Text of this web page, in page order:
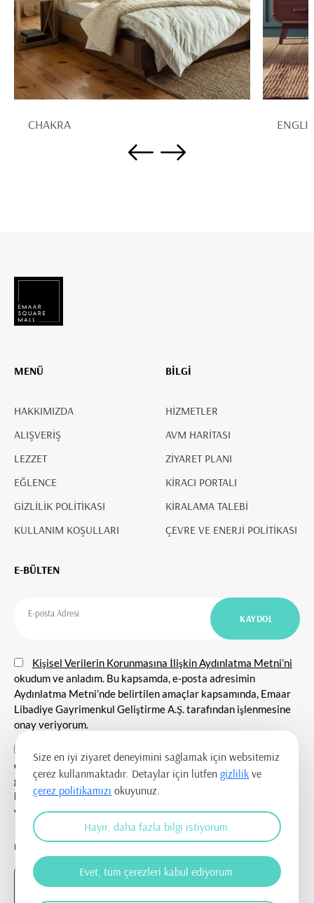
CHAKRA
MENÜ
HAKKIMIZDA
ALIŞVERİŞ
LEZZET
EĞLENCE
GİZLİLİK POLİTİKASI
KULLANIM KOŞULLARI
BİLGİ
HİZMETLER
AVM HARİTASI
ZİYARET PLANI
KİRACI PORTALI
KİRALAMA TALEBİ
ÇEVRE VE ENERJİ POLİTİKASI
E-BÜLTEN
Kişisel Verilerin Korunmasına İlişkin Aydınlatma Metni’ni
okudum ve anladım. Bu kapsamda, e-posta adresimin
Aydınlatma Metni’nde belirtilen amaçlar kapsamında, Emaar
Libadiye Gayrimenkul Geliştirme A.Ş. tarafından işlenmesine
onay veriyorum.
E-posta adresim aracılığıyla tarafıma her nevi tanıtım
etkinlikleri ile ilgili duyuru ve bilgilendirmelerin
gönderilmesine, tanıtım ve pazarlama amacı ile iletişim
kurulmasına ve ticari elektronik ileti gönderilmesine onay
veriyorum.
UYGULAMAYI İNDİR
Size en iyi ziyaret deneyimini sağlamak için websitemiz
çerez kullanmaktadır. Detaylar için lütfengizlilik ve
çerez politikamızı okuyunuz.
Hayır, daha fazla bilgi istiyorum.
Evet, tüm çerezleri kabul ediyorum.